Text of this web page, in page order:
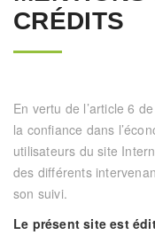
CRÉDITS
En vertu de l’article 6
la confiance dans
utilisateurs du site
des différents
son suivi.
Le présent site est